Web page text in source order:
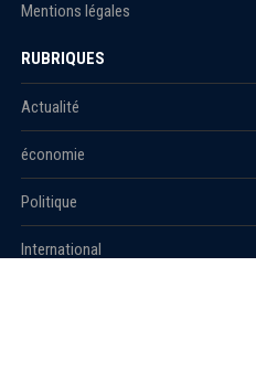
Mentions légales
RUBRIQUES
Actualité
économie
Politique
International